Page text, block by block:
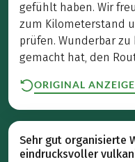
gefühlt haben. Wir
zum Kilometerstand
prüfen. Wunderbar zu
gemacht hat, den
ORIGINAL
Sehr gut organisierte
eindrucksvoller